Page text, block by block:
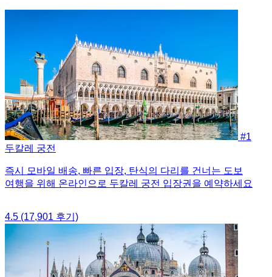
#1
두칼레 궁전
즉시 모바일 배송, 빠른 입장, 탄식의 다리를 건너는 도보
여행을 위해 온라인으로 두칼레 궁전 입장권을 예약하세요
4.5 (17,901 후기)